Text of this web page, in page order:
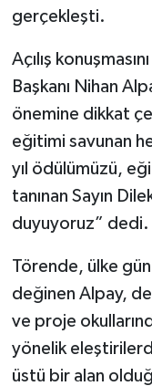
gerçekleşti.
Açılış
Başkanı Nihan
önemine dikkat
eğitimi savunan
yıl ödülümüzü,
tanınan Sayın
duyuyoruz” dedi.
Törende, ülke
değinen Alpay,
ve proje
yönelik
üstü bir alan